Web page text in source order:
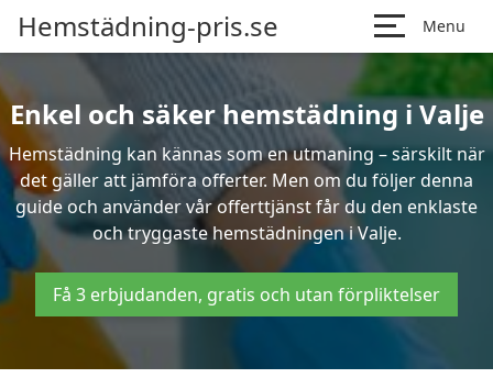
Hemstädning-pris.se Menu
Enkel och säker hemstädning i Valje
Hemstädning kan kännas som en utmaning – särskilt när
det gäller att jämföra offerter. Men om du följer denna
guide och använder vår offerttjänst får du den enklaste
och tryggaste hemstädningen i Valje.
Få 3 erbjudanden, gratis och utan förpliktelser